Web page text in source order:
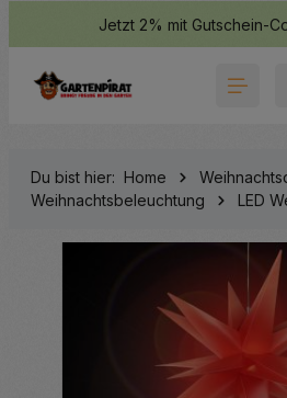
springenJetzt 2% mit Gutschein-
Du bist hier: Home
Weihnachtsbeleuchtung
LED